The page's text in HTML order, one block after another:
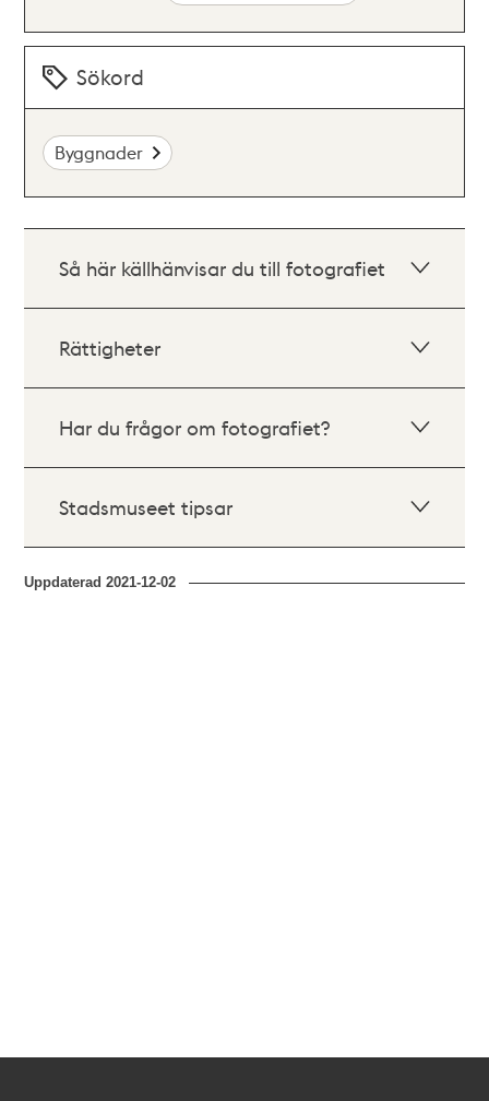
Sökord
Byggnader
Så här källhänvisar du till fotografiet
Rättigheter
Har du frågor om fotografiet?
Stadsmuseet tipsar
Uppdaterad2021-12-02